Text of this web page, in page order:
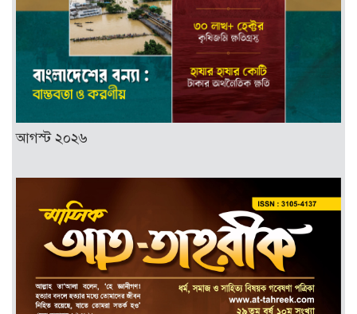
আগস্ট ২০২৬